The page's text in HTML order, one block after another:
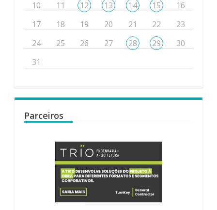
10 11 12 13 14 15
16
17
18 19 20 21 22
23
24
25 26 27 28 29
30
31
Parceiros